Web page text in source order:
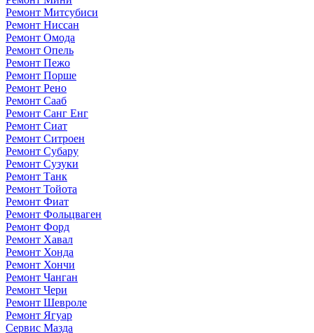
Ремонт Митсубиси
Ремонт Ниссан
Ремонт Омода
Ремонт Опель
Ремонт Пежо
Ремонт Порше
Ремонт Рено
Ремонт Сааб
Ремонт Санг Енг
Ремонт Сиат
Ремонт Ситроен
Ремонт Субару
Ремонт Сузуки
Ремонт Танк
Ремонт Тойота
Ремонт Фиат
Ремонт Фольцваген
Ремонт Форд
Ремонт Хавал
Ремонт Хонда
Ремонт Хончи
Ремонт Чанган
Ремонт Чери
Ремонт Шевроле
Ремонт Ягуар
Сервис Мазда